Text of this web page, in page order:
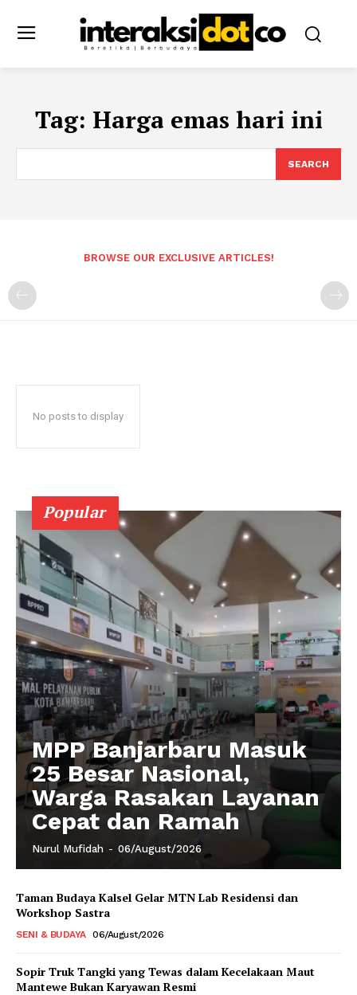
Tag: Harga emas hari ini
SEARCH
BROWSE OUR EXCLUSIVE ARTICLES!
No posts to display
Popular
MPP Banjarbaru Masuk
25 Besar Nasional,
Warga Rasakan Layanan
Cepat dan Ramah
Nurul Mufidah - 06/August/2026
Taman Budaya Kalsel Gelar MTN Lab Residensi dan
Workshop Sastra
SENI & BUDAYA 06/August/2026
Sopir Truk Tangki yang Tewas dalam Kecelakaan Maut
Mantewe Bukan Karyawan Resmi